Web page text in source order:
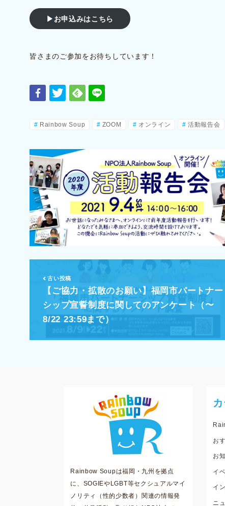
▶︎お申込みはこちら
皆さまのご参加をお待ちしています！
Rainbow Soup ZOOM オンライン 活動報告会
古い投稿
【ご協力・拡散のお願い】福岡市パートナー
シップ宣誓制度に関してのアンケート（〜
8/22 23:59まで）
Rainbow Soupは福岡・九州を拠点
に、SOGIEやLGBT等セクシュアルマイ
ノリティ（性的少数者）関連の情報発
お
お
イ
イ
ニ